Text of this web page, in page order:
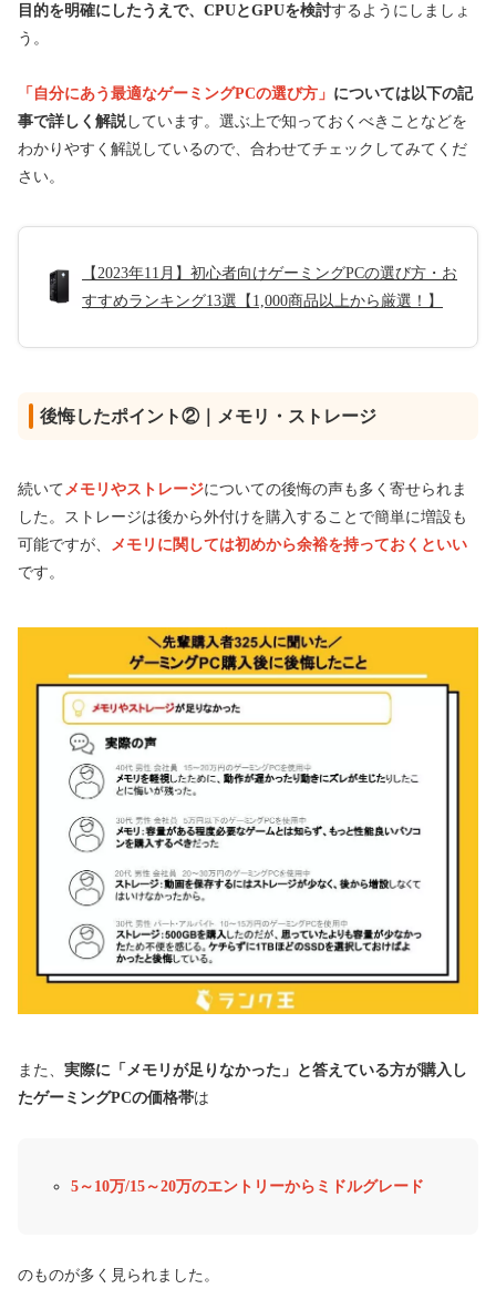
目的を明確にしたうえで、CPUとGPUを検討するようにしましょ
う。
「自分にあう最適なゲーミングPCの選び方」 については以下の記
事で詳しく解説 しています。選ぶ上で知っておくべきことなどを
わかりやすく解説しているので、合わせてチェックしてみてくだ
さい。
【2023年11月】初心者向けゲーミングPCの選び方・お
すすめランキング13選【1,000商品以上から厳選！】
後悔したポイント②｜メモリ・ストレージ
続いて メモリやストレージについての後悔の声も多く寄せられま
した。ストレージは後から外付けを購入することで簡単に増設も
可能ですが、
メモリに関しては初めから余裕を持っておくといい
です。
また、 実際に「メモリが足りなかった」と答えている方が購入し
たゲーミングPCの価格帯は
5～10万/15～20万のエントリーからミドルグレード
のものが多く見られました。